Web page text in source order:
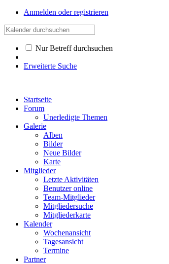
Anmelden oder registrieren
Nur Betreff durchsuchen
Erweiterte Suche
Startseite
Forum
Unerledigte Themen
Galerie
Alben
Bilder
Neue Bilder
Karte
Mitglieder
Letzte Aktivitäten
Benutzer online
Team-Mitglieder
Mitgliedersuche
Mitgliederkarte
Kalender
Wochenansicht
Tagesansicht
Termine
Partner